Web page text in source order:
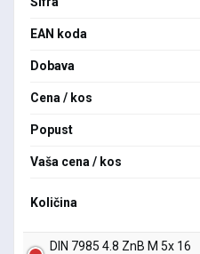
EAN koda
Dobava
Cena / kos
Popust
Vaša cena / kos
Količina
DIN 7985 4.8 ZnB M 5x 16